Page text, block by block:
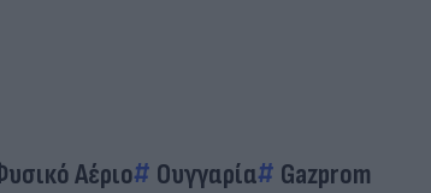
Αέριο Ουγγαρία Gazprom